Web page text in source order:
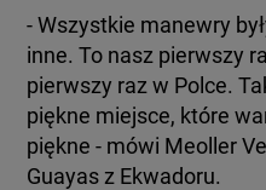
- Wszystkie manewry
inne. To nasz pierwszy
pierwszy raz w Polce.
piękne miejsce, które
piękne - mówi Meoller
Guayas z Ekwadoru.